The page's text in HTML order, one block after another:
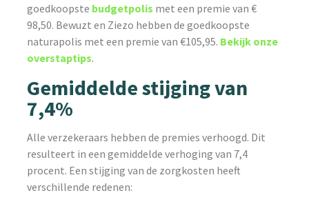
goedkoopste budgetpolis met een premie van €
98,50. Bewuzt en Ziezo hebben de goedkoopste
naturapolis met een premie van €105,95. Bekijk onze
overstaptips.
Gemiddelde stijging van
7,4%
Alle verzekeraars hebben de premies verhoogd. Dit
resulteert in een gemiddelde verhoging van 7,4
procent. Een stijging van de zorgkosten heeft
verschillende redenen: